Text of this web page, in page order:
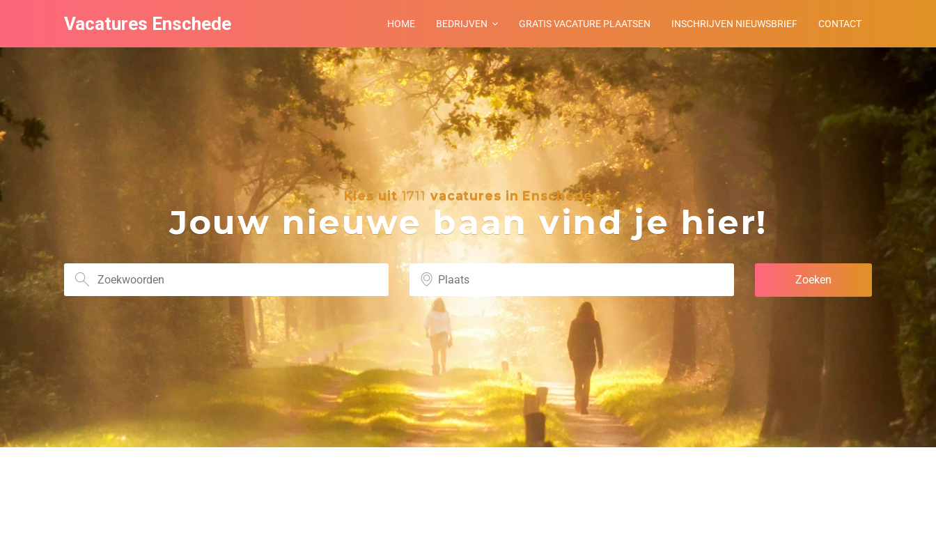
Vacatures Enschede HOME BEDRIJVEN GRATIS VACATURE PLAATSEN INSCHRIJVEN NIEUWSBRIEF CONTACT
Kies uit 1711 vacatures in Enschede
Jouw nieuwe baan vind je hier!